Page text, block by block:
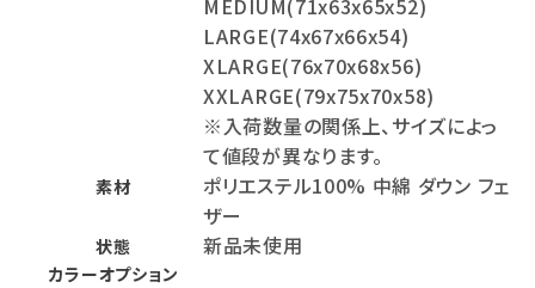
MEDIUM(71x63x65x52)
LARGE(74x67x66x54)
XLARGE(76x70x68x56)
XXLARGE(79x75x70x58)
※入荷数量の関係上、サイズによっ
て値段が異なります。
素材
ポリエステル100% 中綿 ダウン フェ
ザー
状態 新品未使用
カラーオプション